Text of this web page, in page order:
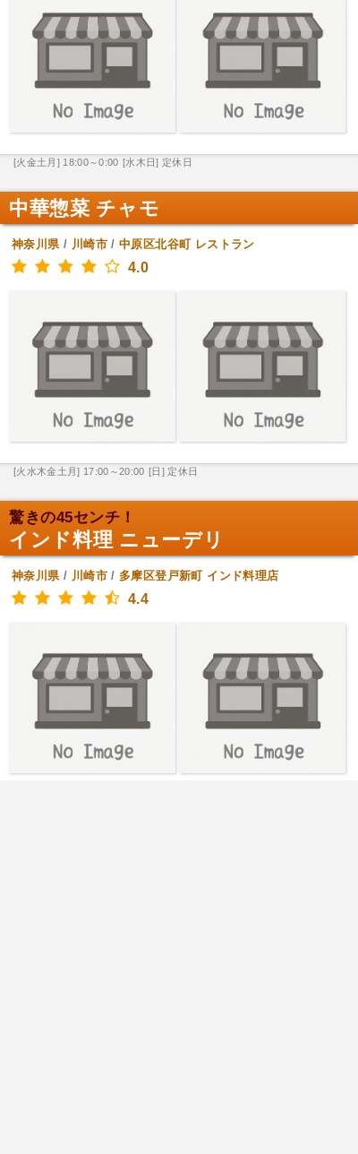
[火金土月] 18:00～0:00 [水木日] 定休日
中華惣菜 チャモ
神奈川県/ 川崎市/中原区北谷町 レストラン
4.0
[火水木金土月] 17:00～20:00 [日] 定休日
驚きの45センチ！
インド料理 ニューデリ
神奈川県/ 川崎市/ 多摩区登戸新町 インド料理店
4.4